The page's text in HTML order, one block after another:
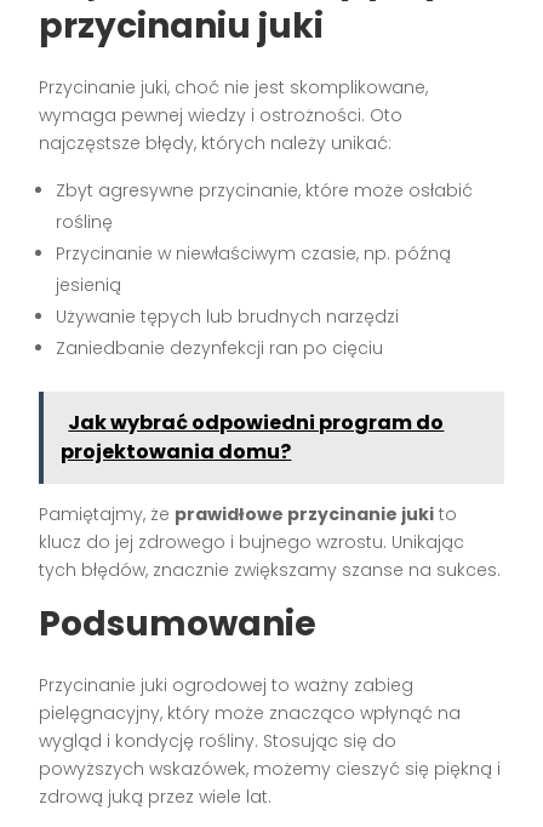
przycinaniu juki
Przycinanie juki, choć nie jest skomplikowane,
wymaga pewnej wiedzy i ostrożności. Oto
najczęstsze błędy, których należy unikać:
Zbyt agresywne przycinanie, które może osłabić
roślinę
Przycinanie w niewłaściwym czasie, np. późną
jesienią
Używanie tępych lub brudnych narzędzi
Zaniedbanie dezynfekcji ran po cięciu
Jak wybrać odpowiedni program do
projektowania domu?
Pamiętajmy, że prawidłowe przycinanie juki to
klucz do jej zdrowego i bujnego wzrostu. Unikając
tych błędów, znacznie zwiększamy szanse na sukces.
Podsumowanie
Przycinanie juki ogrodowej to ważny zabieg
pielęgnacyjny, który może znacząco wpłynąć na
wygląd i kondycję rośliny. Stosując się do
powyższych wskazówek, możemy cieszyć się piękną i
zdrową juką przez wiele lat.